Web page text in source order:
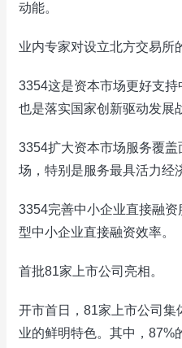
动能。
业内专家对设立北方交易所
3354这是资本市场更好支持
也是落实国家创新驱动发展
3354扩大资本市场服务覆
场，特别是服务最具活力经
3354完善中小企业直接融
型中小企业直接融资效率。
首批81家上市公司亮相。
开市首日，81家上市公司集
业的鲜明特色。其中，87%